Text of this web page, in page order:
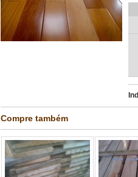
Compre também